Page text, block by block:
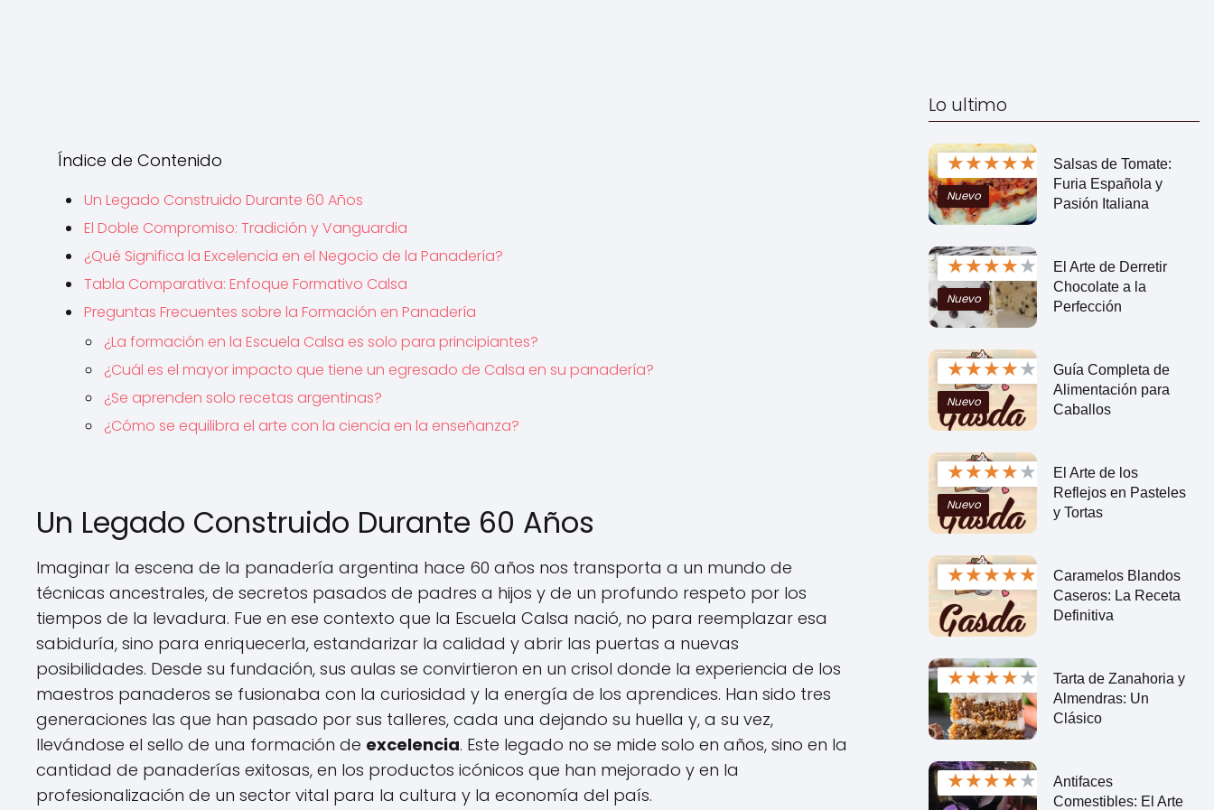
Índice de Contenido
Un Legado Construido Durante 60 Años
El Doble Compromiso: Tradición y Vanguardia
¿Qué Significa la Excelencia en el Negocio de la Panadería?
Tabla Comparativa: Enfoque Formativo Calsa
Preguntas Frecuentes sobre la Formación en Panadería
¿La formación en la Escuela Calsa es solo para principiantes?
¿Cuál es el mayor impacto que tiene un egresado de Calsa en su panadería?
¿Se aprenden solo recetas argentinas?
¿Cómo se equilibra el arte con la ciencia en la enseñanza?
Un Legado Construido Durante 60 Años
Imaginar la escena de la panadería argentina hace 60 años nos transporta a un mundo de
técnicas ancestrales, de secretos pasados de padres a hijos y de un profundo respeto por los
tiempos de la levadura. Fue en ese contexto que la Escuela Calsa nació, no para reemplazar esa
sabiduría, sino para enriquecerla, estandarizar la calidad y abrir las puertas a nuevas
posibilidades. Desde su fundación, sus aulas se convirtieron en un crisol donde la experiencia de los
maestros panaderos se fusionaba con la curiosidad y la energía de los aprendices. Han sido tres
generaciones las que han pasado por sus talleres, cada una dejando su huella y, a su vez,
llevándose el sello de una formación de excelencia. Este legado no se mide solo en años, sino en la
cantidad de panaderías exitosas, en los productos icónicos que han mejorado y en la
profesionalización de un sector vital para la cultura y la economía del país.
Lo ultimo
★★★★★
Nuevo
Salsas de Tomate:
Furia Española y
Pasión Italiana
★★★★★
Nuevo
El Arte de Derretir
Chocolate a la
Perfección
★★★★★
Nuevo
Guía Completa de
Alimentación para
Caballos
★★★★★
Nuevo
El Arte de los
Reflejos en Pasteles
y Tortas
★★★★★
Caramelos Blandos
Caseros: La Receta
Definitiva
★★★★★
Tarta de Zanahoria y
Almendras: Un
Clásico
★★★★★
Antifaces
Comestibles: El Arte